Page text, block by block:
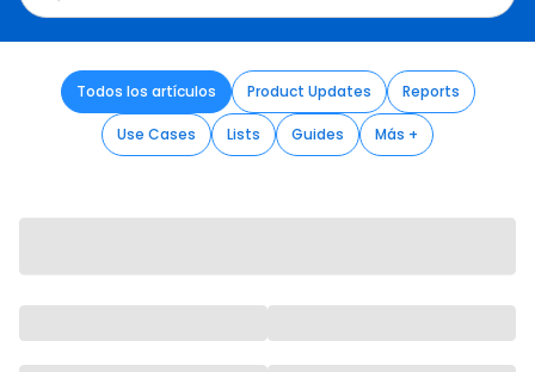
Todos los artículos Product Updates Reports
Use Cases Lists Guides Más +